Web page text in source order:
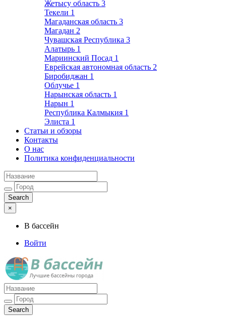
Жетысу область 3
Текели 1
Магаданская область 3
Магадан 2
Чувашская Республика 3
Алатырь 1
Мариинский Посад 1
Еврейская автономная область 2
Биробиджан 1
Облучье 1
Нарынская область 1
Нарын 1
Республика Калмыкия 1
Элиста 1
Статьи и обзоры
Контакты
О нас
Политика конфиденциальности
×
В бассейн
Войти
Лучшие бассейны города